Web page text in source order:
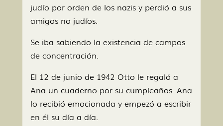
judío por orden de los nazis y perdió a sus
amigos no judíos.
Se iba sabiendo la existencia de campos
de concentración.
El 12 de junio de 1942 Otto le regaló a
Ana un cuaderno por su cumpleaños. Ana
lo recibió emocionada y empezó a escribir
en él su día a día.